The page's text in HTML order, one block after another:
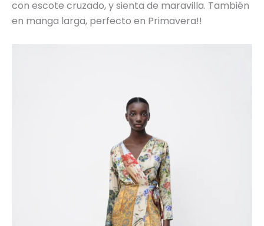
con escote cruzado, y sienta de maravilla. También
en manga larga, perfecto en Primavera!!